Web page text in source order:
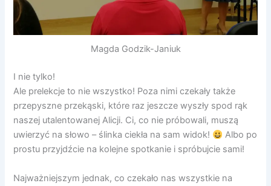
Magda Godzik-Janiuk
I nie tylko!
Ale prelekcje to nie wszystko! Poza nimi czekały także
przepyszne przekąski, które raz jeszcze wyszły spod rąk
naszej utalentowanej Alicji. Ci, co nie próbowali, muszą
uwierzyć na słowo – ślinka ciekła na sam widok!
Albo po
prostu przyjdźcie na kolejne spotkanie i spróbujcie sami!
Najważniejszym jednak, co czekało nas wszystkie na